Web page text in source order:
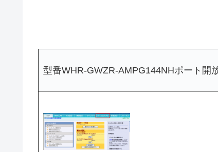
型番WHR-GWZR-AMPG144NHポート開